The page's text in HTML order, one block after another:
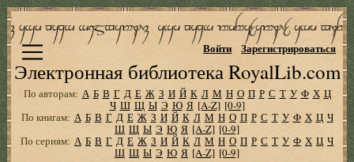
Электронная библиотека RoyalLib.com
Войти Зарегистрироваться
По авторам: А Б В Г Д Е Ж З И Й К Л М Н О П Р С Т У Ф Х Ц
Ч Ш Щ Ы Э Ю Я [A-Z] [0-9]
По книгам: А Б В Г Д Е Ж З И Й К Л М Н О П Р С Т У Ф Х Ц Ч
Ш Щ Ы Э Ю Я [A-Z] [0-9]
По сериям: А Б В Г Д Е Ж З И Й К Л М Н О П Р С Т У Ф Х Ц Ч
Ш Щ Ы Э Ю Я [A-Z] [0-9]